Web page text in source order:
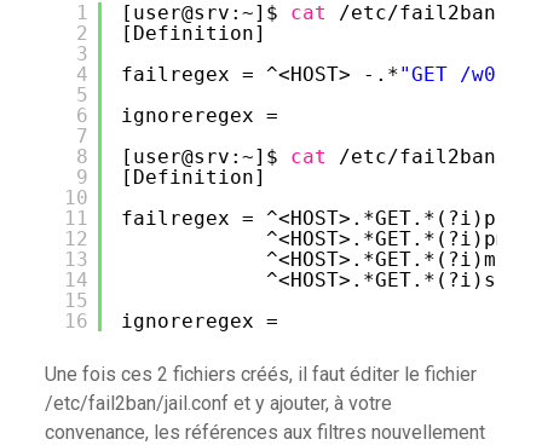
1
2
3
4
5
6
7
8
9
10
11
12
13
14
15
16
[user@srv:~]$ cat
/etc/fail2ban/
[Definition]
failregex = ^<HOST> -.*"GET /
ignoreregex =
[user@srv:~]$ cat
/etc/fail2ban/
[Definition]
failregex =
ignoreregex =
Une fois ces 2 fichiers créés, il faut éditer le fichier
/etc/fail2ban/jail.conf et y ajouter, à votre
convenance, les références aux filtres nouvellement